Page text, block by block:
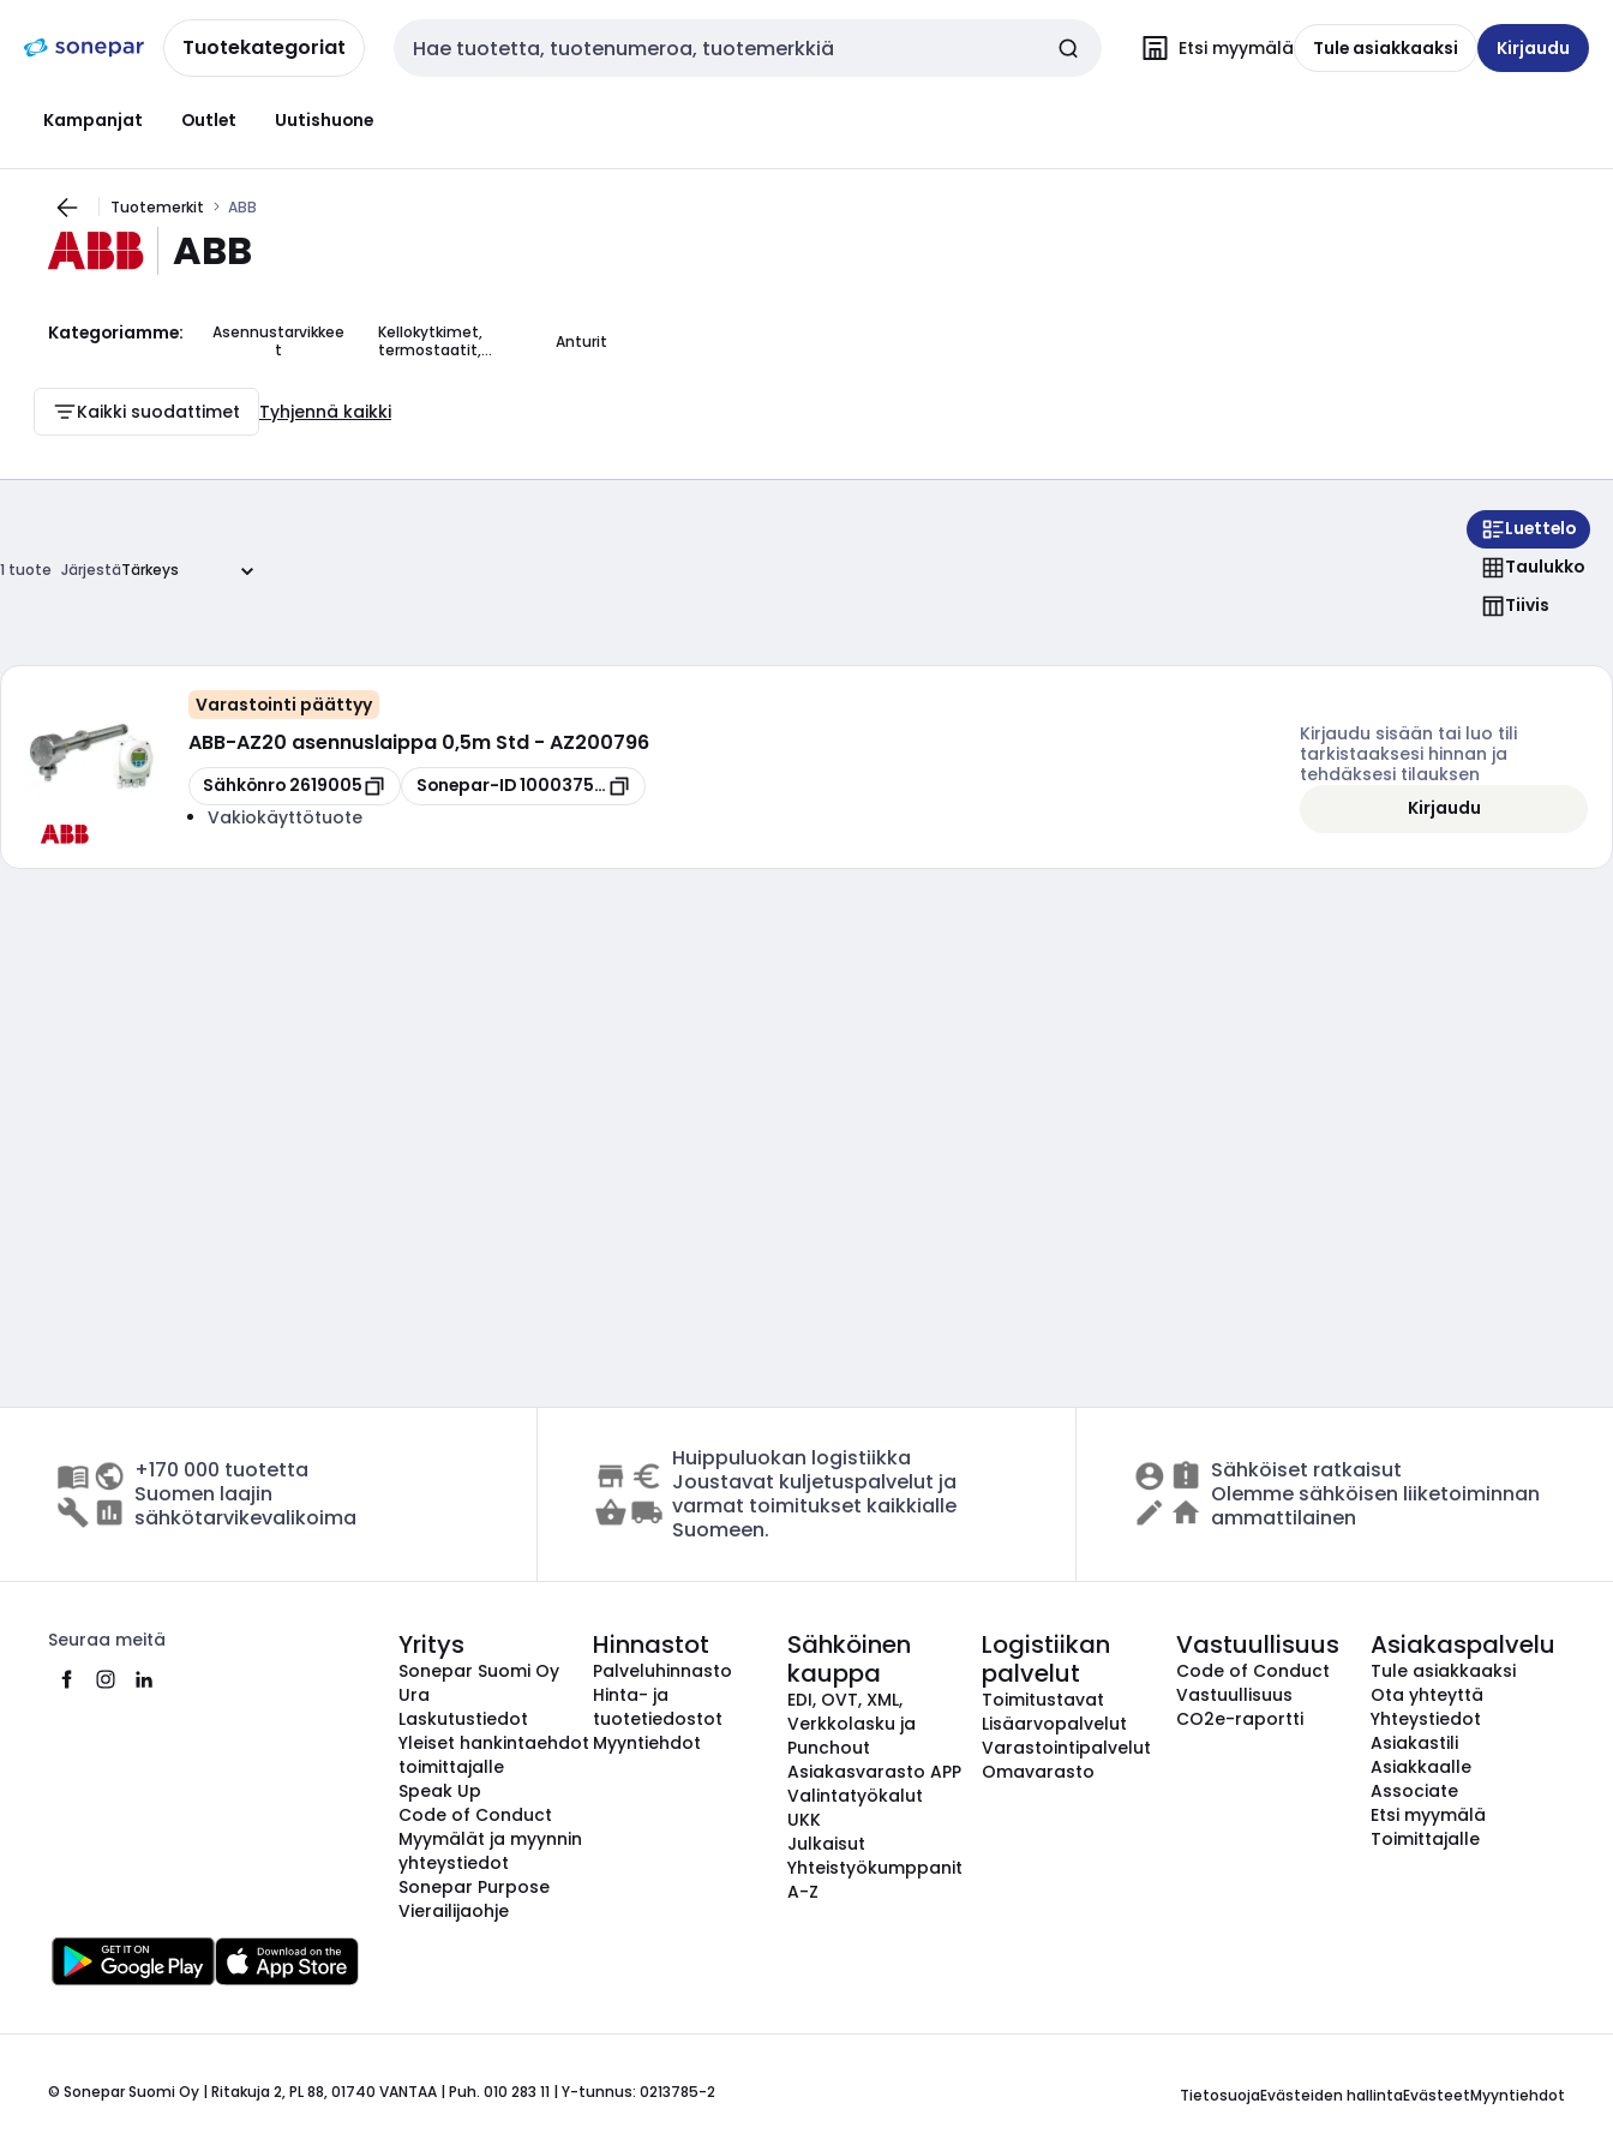
navigointiinsisältöönTuotekategoriat Haku Etsi myymälä Tule asiakkaaksi Kirjaudu
Kampanjat Outlet Uutishuone
Tuotemerkit ABB
ABB
Kategoriamme:
Asennustarvikkee
t
Kellokytkimet,
termostaatit,
Anturit
Kaikki suodattimet Tyhjennä kaikki
1 tuote Järjestä
Luettelo
Taulukko
Tiivis
Varastointi päättyy
ABB-AZ20 asennuslaippa 0,5m Std - AZ200796
Kopioi
Sähkönro 2619005 Kopioi
Sonepar-ID100037514
Vakiokäyttötuote
Kirjaudu sisään tai luo tili
tarkistaaksesi hinnan ja
tehdäksesi tilauksen
Kirjaudu
+170 000 tuotetta
Suomen laajin
sähkötarvikevalikoima
Huippuluokan logistiikka
Joustavat kuljetuspalvelut ja
varmat toimitukset kaikkialle
Suomeen.
Sähköiset ratkaisut
Olemme sähköisen liiketoiminnan
ammattilainen
Seuraa meitä Yritys
Sonepar Suomi Oy
Ura
Laskutustiedot
Yleiset hankintaehdot
toimittajalle
Speak Up
Code of Conduct
Myymälät ja myynnin
yhteystiedot
Sonepar Purpose
Vierailijaohje
Hinnastot
Palveluhinnasto
Hinta- ja
tuotetiedostot
Myyntiehdot
Sähköinen
kauppa
EDI, OVT, XML,
Verkkolasku ja
Punchout
Asiakasvarasto APP
Valintatyökalut
UKK
Julkaisut
Yhteistyökumppanit
A-Z
Logistiikan
palvelut
Toimitustavat
Lisäarvopalvelut
Varastointipalvelut
Omavarasto
Vastuullisuus
Code of Conduct
Vastuullisuus
CO2e-raportti
Asiakaspalvelu
Tule asiakkaaksi
Ota yhteyttä
Yhteystiedot
Asiakastili
Asiakkaalle
Associate
Etsi myymälä
Toimittajalle
© Sonepar Suomi Oy | Ritakuja 2, PL 88, 01740 VANTAA | Puh. 010 283 11 | Y-tunnus: 0213785-2 TietosuojaEvästeiden hallintaEvästeetMyyntiehdot